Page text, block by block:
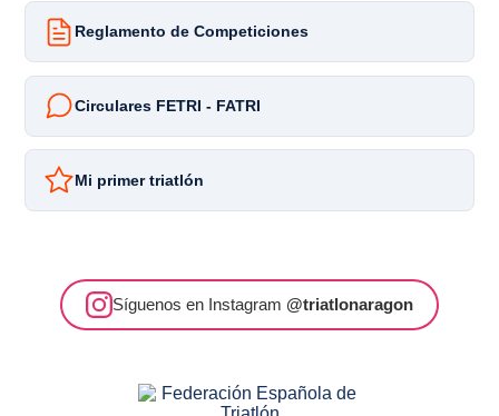
Reglamento de Competiciones
Circulares FETRI - FATRI
Mi primer triatlón
Síguenos en Instagram @triatlonaragon